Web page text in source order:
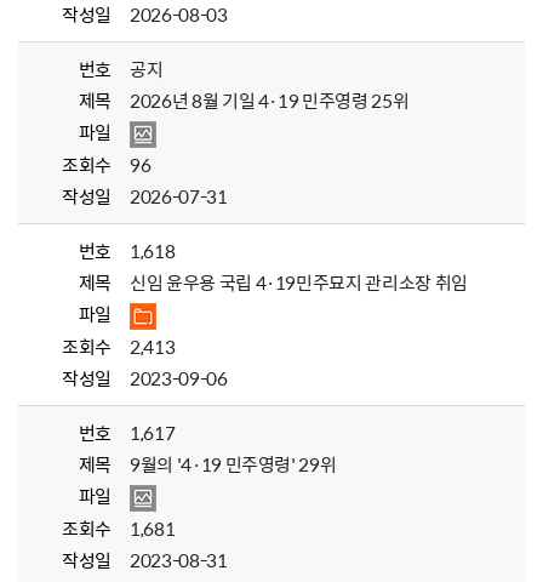
작성일
2026-08-03
번호
공지
제목
2026년 8월 기일 4·19 민주영령 25위
파일
조회수
96
작성일
2026-07-31
번호
1,618
제목
신임 윤우용 국립 4·19민주묘지 관리소장 취임
파일
조회수
2,413
작성일
2023-09-06
번호
1,617
제목
9월의 '4·19 민주영령' 29위
파일
조회수
1,681
작성일
2023-08-31